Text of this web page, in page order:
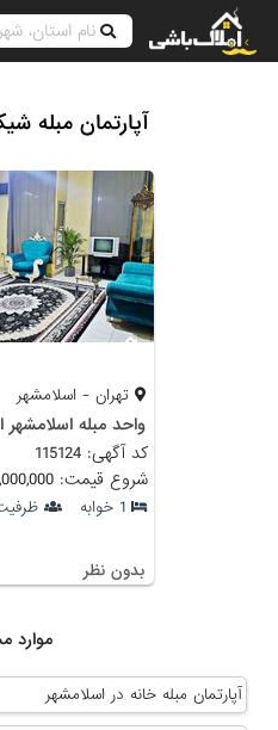
آپارتمان مبله
تهران - اسلامشهر
واحد مبله اسلامشهر
کد آگهی: 115124
شروع قیمت: 1,000,000 تومان
1 خوابه ظرفیت 2-4
بدون نظر
موارد
آپارتمان مبله خانه در اسلامشهر